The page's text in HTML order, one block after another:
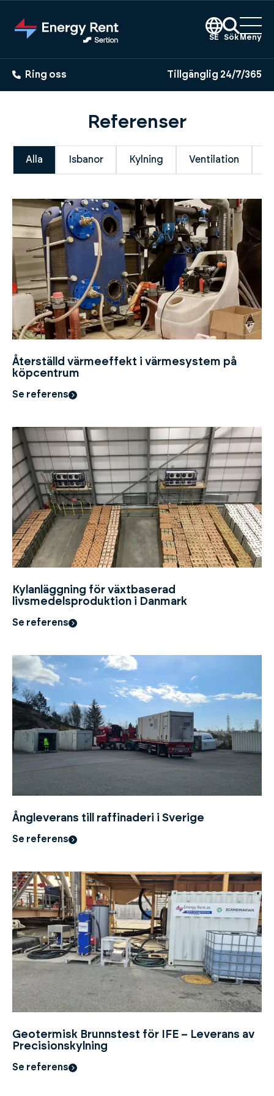
huvudinnehållet
SE Sök Meny
Ring oss Tillgänglig 24/7/365
Referenser
Alla Isbanor Kylning Ventilation
Återställd värmeeffekt i värmesystem på
köpcentrum
Se referens
Kylanläggning för växtbaserad
livsmedelsproduktion i Danmark
Se referens
Ångleverans till raffinaderi i Sverige
Se referens
Geotermisk Brunnstest för IFE – Leverans av
Precisionskylning
Se referens